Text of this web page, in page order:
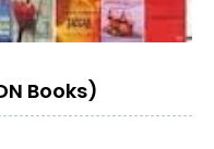
Books)